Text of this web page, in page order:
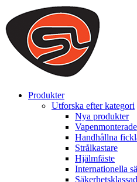
We use cookies to ensure that we
on our website. By continuing to
that cookies are used to help us
to offer you a better experience.
you can disable cookies, you can
Produkter
Utforska efter kategori
Nya produkter
Handhållna
Strålkastare
Hjälmfäste
Internationella